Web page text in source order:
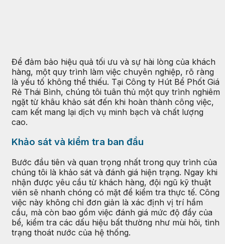
Để đảm bảo hiệu quả tối ưu và sự hài lòng của khách
hàng, một quy trình làm việc chuyên nghiệp, rõ ràng
là yếu tố không thể thiếu. Tại Công ty Hút Bể Phốt Giá
Rẻ Thái Bình, chúng tôi tuân thủ một quy trình nghiêm
ngặt từ khâu khảo sát đến khi hoàn thành công việc,
cam kết mang lại dịch vụ minh bạch và chất lượng
cao.
Khảo sát và kiểm tra ban đầu
Bước đầu tiên và quan trọng nhất trong quy trình của
chúng tôi là khảo sát và đánh giá hiện trạng. Ngay khi
nhận được yêu cầu từ khách hàng, đội ngũ kỹ thuật
viên sẽ nhanh chóng có mặt để kiểm tra thực tế. Công
việc này không chỉ đơn giản là xác định vị trí hầm
cầu, mà còn bao gồm việc đánh giá mức độ đầy của
bể, kiểm tra các dấu hiệu bất thường như mùi hôi, tình
trạng thoát nước của hệ thống.